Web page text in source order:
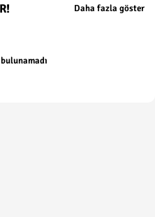
Daha fazla göster